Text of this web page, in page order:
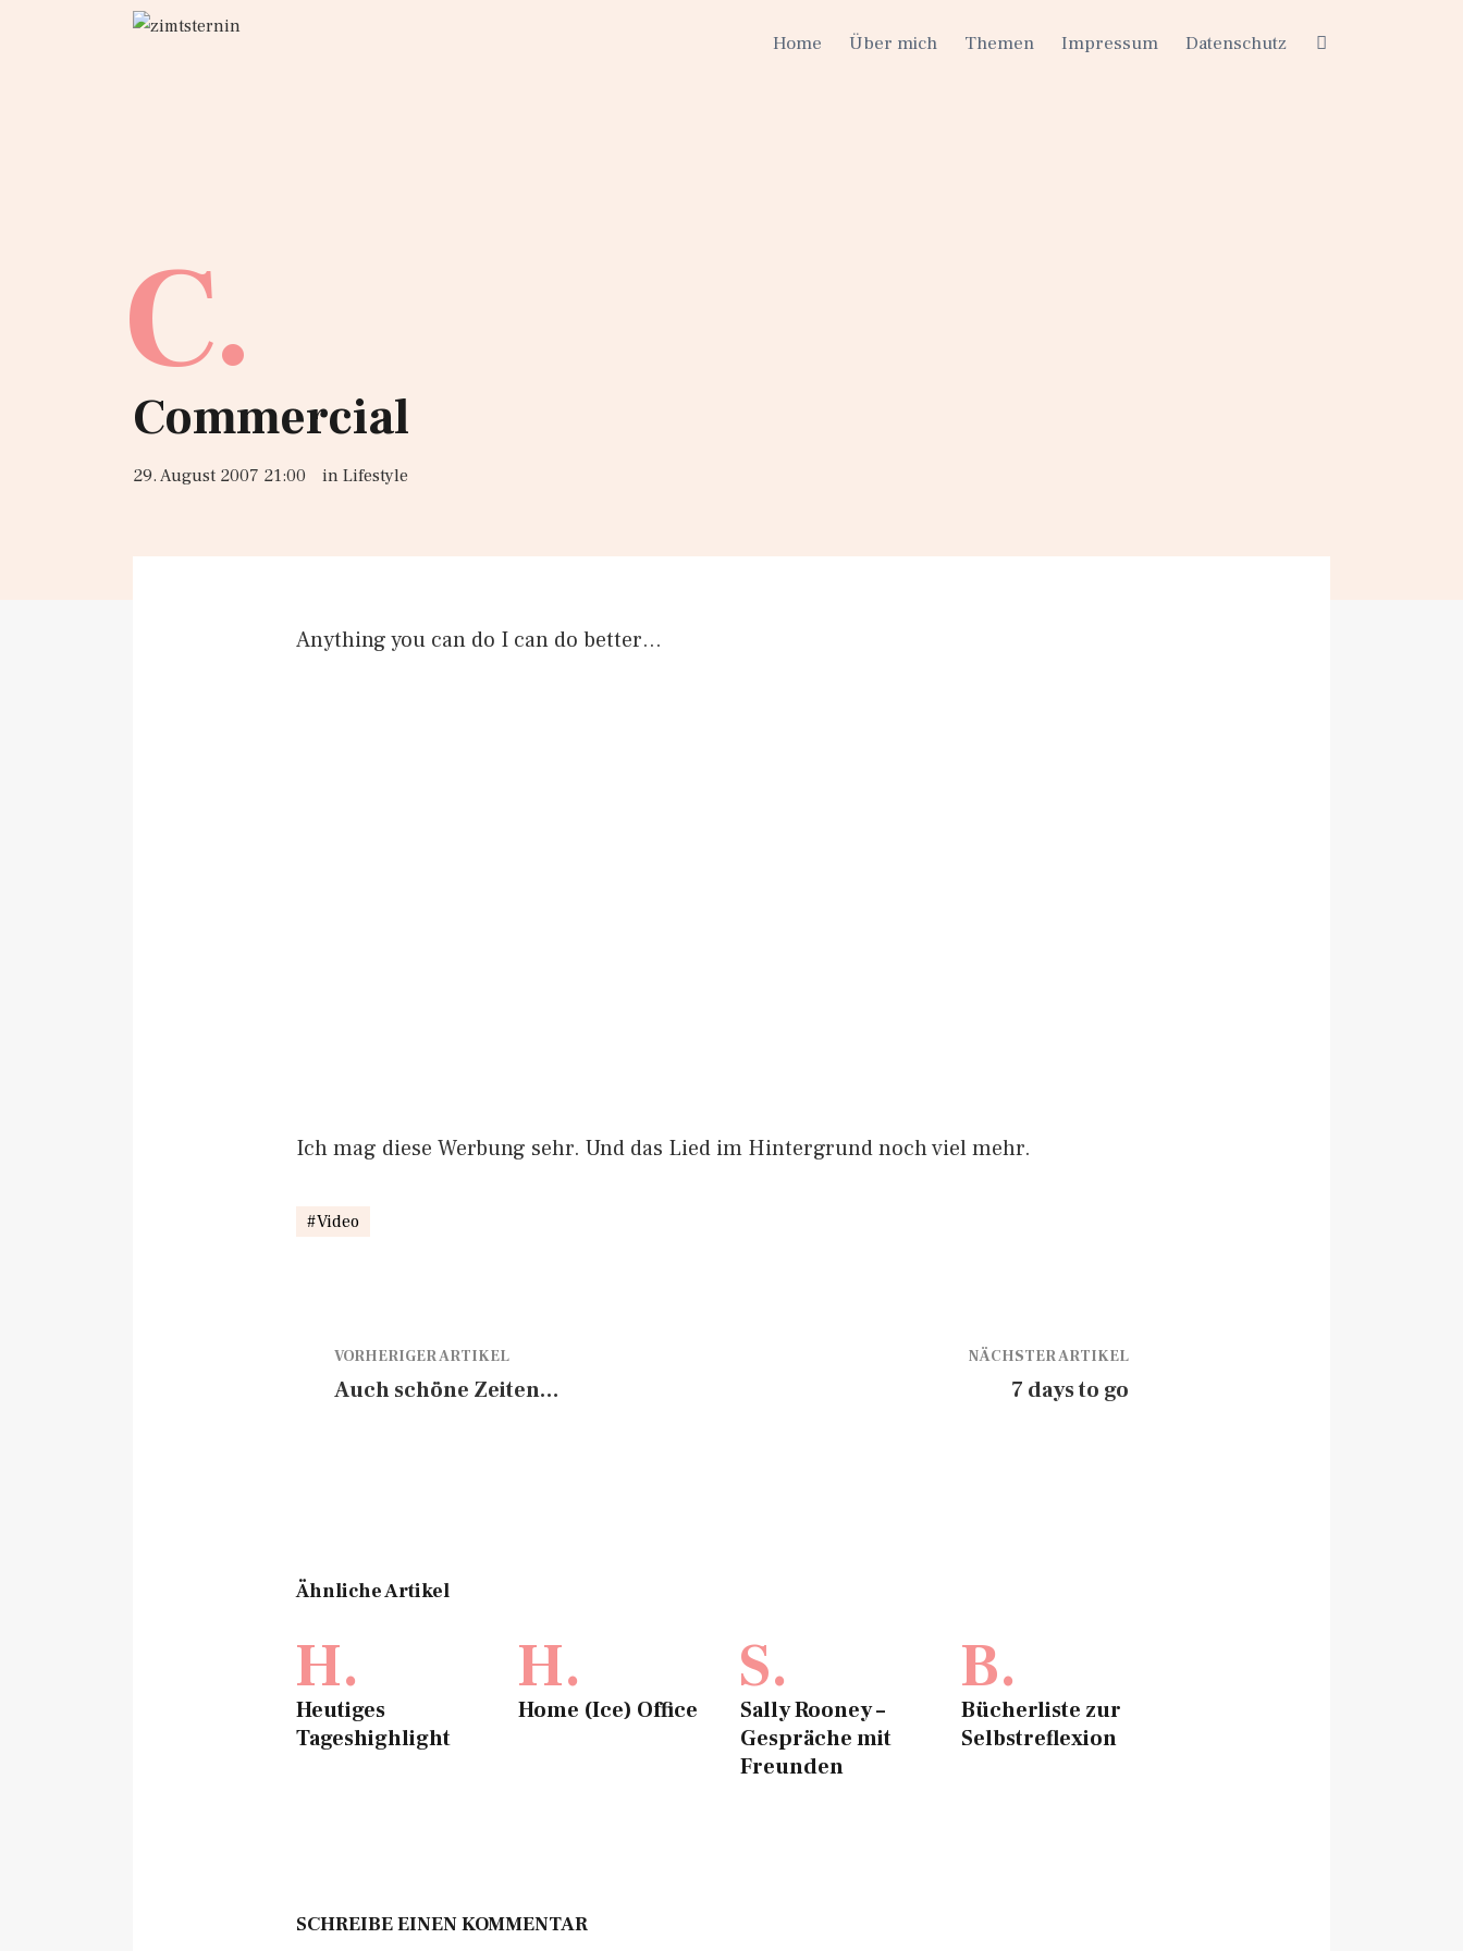
Home Über mich Themen Impressum Datenschutz
C.
Commercial
29. August 2007 21:00 in Lifestyle
Anything you can do I can do better…
Ich mag diese Werbung sehr. Und das Lied im Hintergrund noch viel mehr.
Video
VORHERIGER ARTIKEL
Auch schöne Zeiten…
NÄCHSTER ARTIKEL
7 days to go
Ähnliche Artikel
H.
Heutiges
Tageshighlight
H.
Home (Ice) Office
S.
Sally Rooney –
Gespräche mit
Freunden
B.
Bücherliste zur
Selbstreflexion
SCHREIBE EINEN KOMMENTAR